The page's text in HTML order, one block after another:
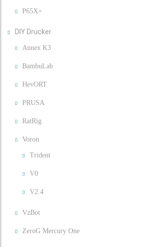
P65X+
DIY Drucker
Annex K3
BambuLab
HevORT
PRUSA
RatRig
Voron
Trident
V0
V2.4
VzBot
ZeroG Mercury One